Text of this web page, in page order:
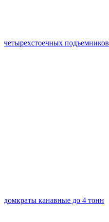
четырехстоечных подъемников
домкраты канавные до 4 тонн